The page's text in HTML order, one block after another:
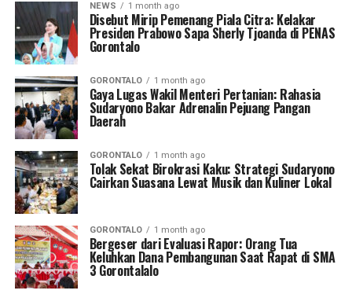
NEWS 1 month ago
Disebut Mirip Pemenang Piala Citra: Kelakar
Presiden Prabowo Sapa Sherly Tjoanda di PENAS
Gorontalo
GORONTALO 1 month ago
Gaya Lugas Wakil Menteri Pertanian: Rahasia
Sudaryono Bakar Adrenalin Pejuang Pangan
Daerah
GORONTALO 1 month ago
Tolak Sekat Birokrasi Kaku: Strategi Sudaryono
Cairkan Suasana Lewat Musik dan Kuliner Lokal
GORONTALO 1 month ago
Bergeser dari Evaluasi Rapor: Orang Tua
Keluhkan Dana Pembangunan Saat Rapat di SMA
3 Gorontalalo